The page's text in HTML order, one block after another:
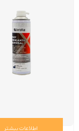
اطلاعات بیشتر